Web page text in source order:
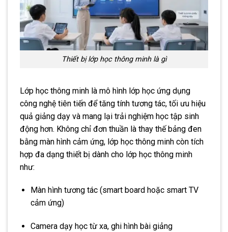
Thiết bị lớp học thông minh là gì
Lớp học thông minh là mô hình lớp học ứng dụng
công nghệ tiên tiến để tăng tính tương tác, tối ưu hiệu
quả giảng dạy và mang lại trải nghiệm học tập sinh
động hơn. Không chỉ đơn thuần là thay thế bảng đen
bằng màn hình cảm ứng, lớp học thông minh còn tích
hợp đa dạng thiết bị dành cho lớp học thông minh
như:
Màn hình tương tác (smart board hoặc smart TV
cảm ứng)
Camera dạy học từ xa, ghi hình bài giảng